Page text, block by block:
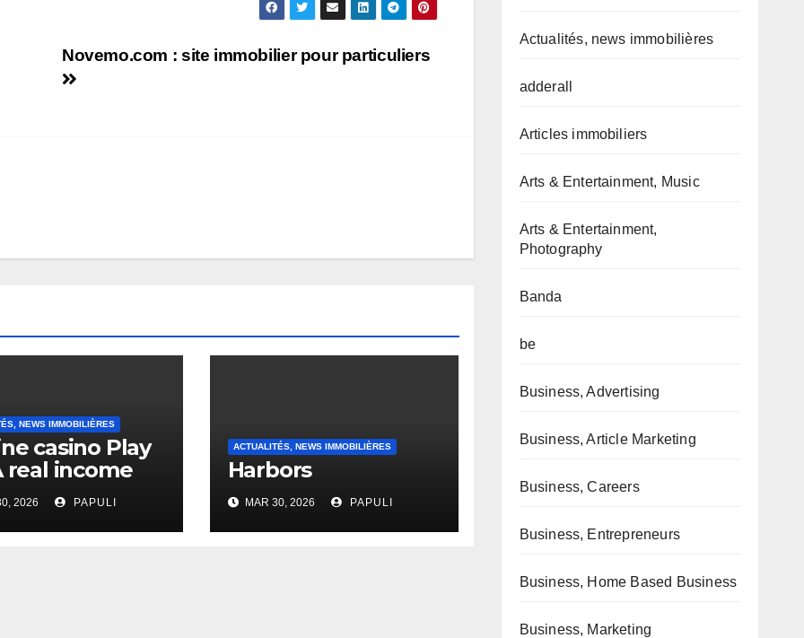
Novemo.com : site immobilier pour particuliers
NEWS IMMOBILIÈRES
casino Play
real income
2026 PAPULI
ACTUALITÉS, NEWS IMMOBILIÈRES
Harbors
MAR 30, 2026 PAPULI
Actualités, news immobilières
adderall
Articles immobiliers
Arts & Entertainment, Music
Arts & Entertainment,
Photography
Banda
be
Business, Advertising
Business, Article Marketing
Business, Careers
Business, Entrepreneurs
Business, Home Based Business
Business, Marketing